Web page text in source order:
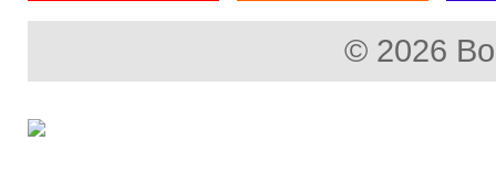
© 2026